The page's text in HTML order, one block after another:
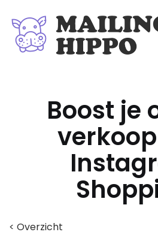
Boost je
< Overzicht